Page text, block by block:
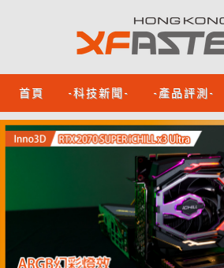
首頁 -科技新聞- -產品評測-